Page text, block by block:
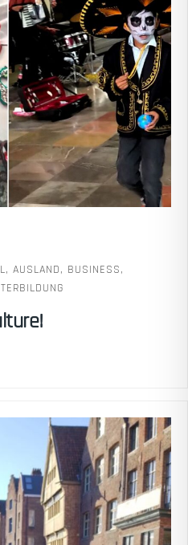
, AUSLAND, BUSINESS,